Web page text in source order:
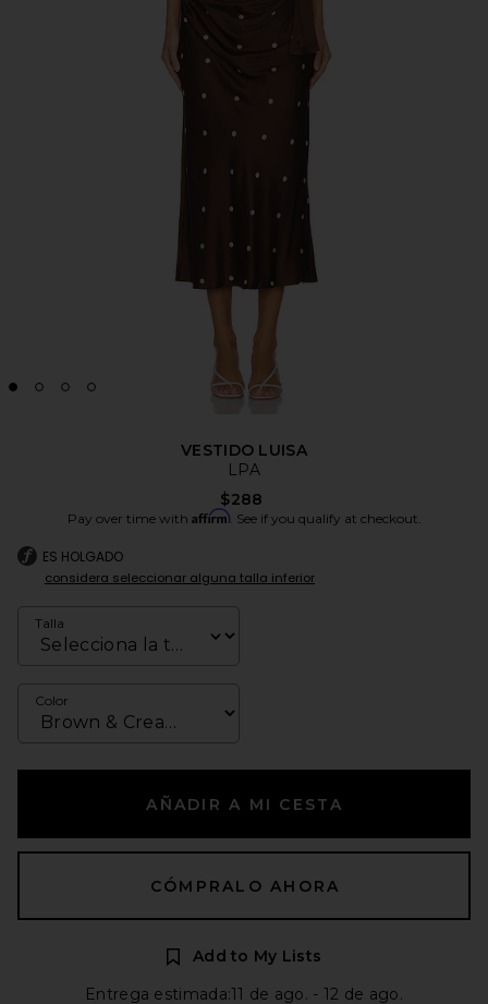
VESTIDO LUISA
LPA
$288
Pay over time with Affirm. See if you qualify at checkout.
ES HOLGADO
considera seleccionar alguna talla inferior
Talla
Color
AÑADIR A MI CESTA
CÓMPRALO AHORA
Add to My Lists
Entrega estimada:11 de ago. - 12 de ago.